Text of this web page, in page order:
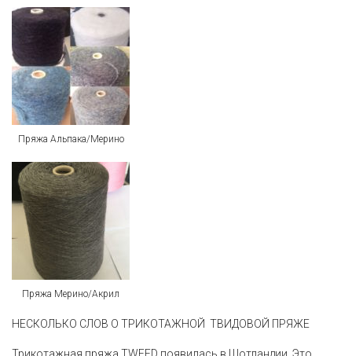
Пряжа Альпака/Мерино
Пряжа Мерино/Акрил
НЕСКОЛЬКО СЛОВ О ТРИКОТАЖНОЙ ТВИДОВОЙ ПРЯЖЕ